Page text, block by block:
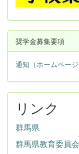
奨学金募集要項
通知（ホームペー
リンク
群馬県
群馬県教育委員会